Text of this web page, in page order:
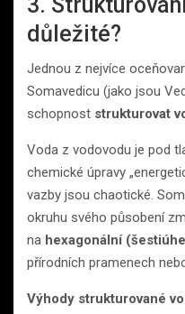
3.
důležité?
Jednou z nejvíce
Somavedicu (jako jsou
schopnost strukturovat
Voda z vodovodu je pod
chemické úpravy
vazby jsou chaotické.
okruhu svého působení
na hexagonální
přírodních pramenech
Výhody strukturované